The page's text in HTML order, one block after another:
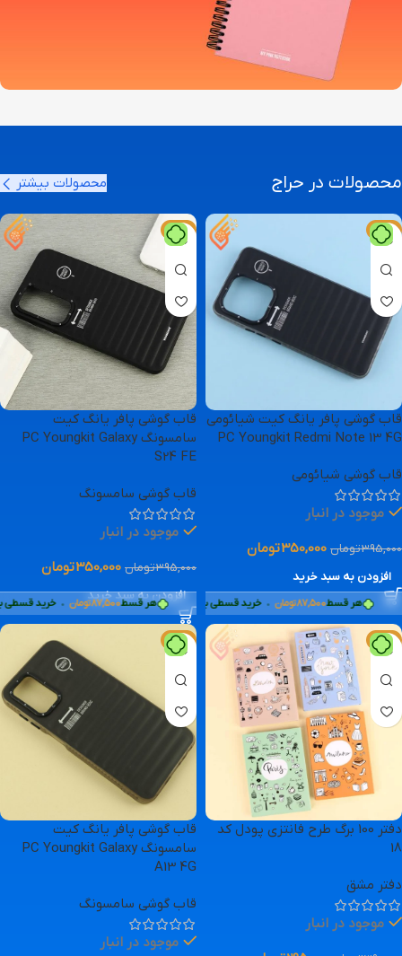
لوازم تحریر
مشاهده بیشتر
محصولات در حراج محصولات بیشتر
هر قسط87,500تومان • خرید قسطی با ترب‌پی بدون کارمزد
-11%
قاب گوشی پافر یانگ کیت شیائومی
PC Youngkit Redmi Note 13 4G
قاب گوشی شیائومی
موجود در انبار
395,000تومان 350,000تومان
افزودن به سبد خرید
هر قسط87,500تومان • خرید قسطی با تومان • خرید قسطی با ترب‌پی بدون کارمزد
-11%
قاب گوشی پافر یانگ کیت
سامسونگ PC Youngkit Galaxy
S24 FE
قاب گوشی سامسونگ
موجود در انبار
395,000تومان 350,000تومان
افزودن به سبد خرید
-24%
دفتر 100 برگ طرح فانتزی پودل کد
18
دفتر مشق
موجود در انبار
-11%
قاب گوشی پافر یانگ کیت
سامسونگ PC Youngkit Galaxy
A13 4G
قاب گوشی سامسونگ
موجود در انبار